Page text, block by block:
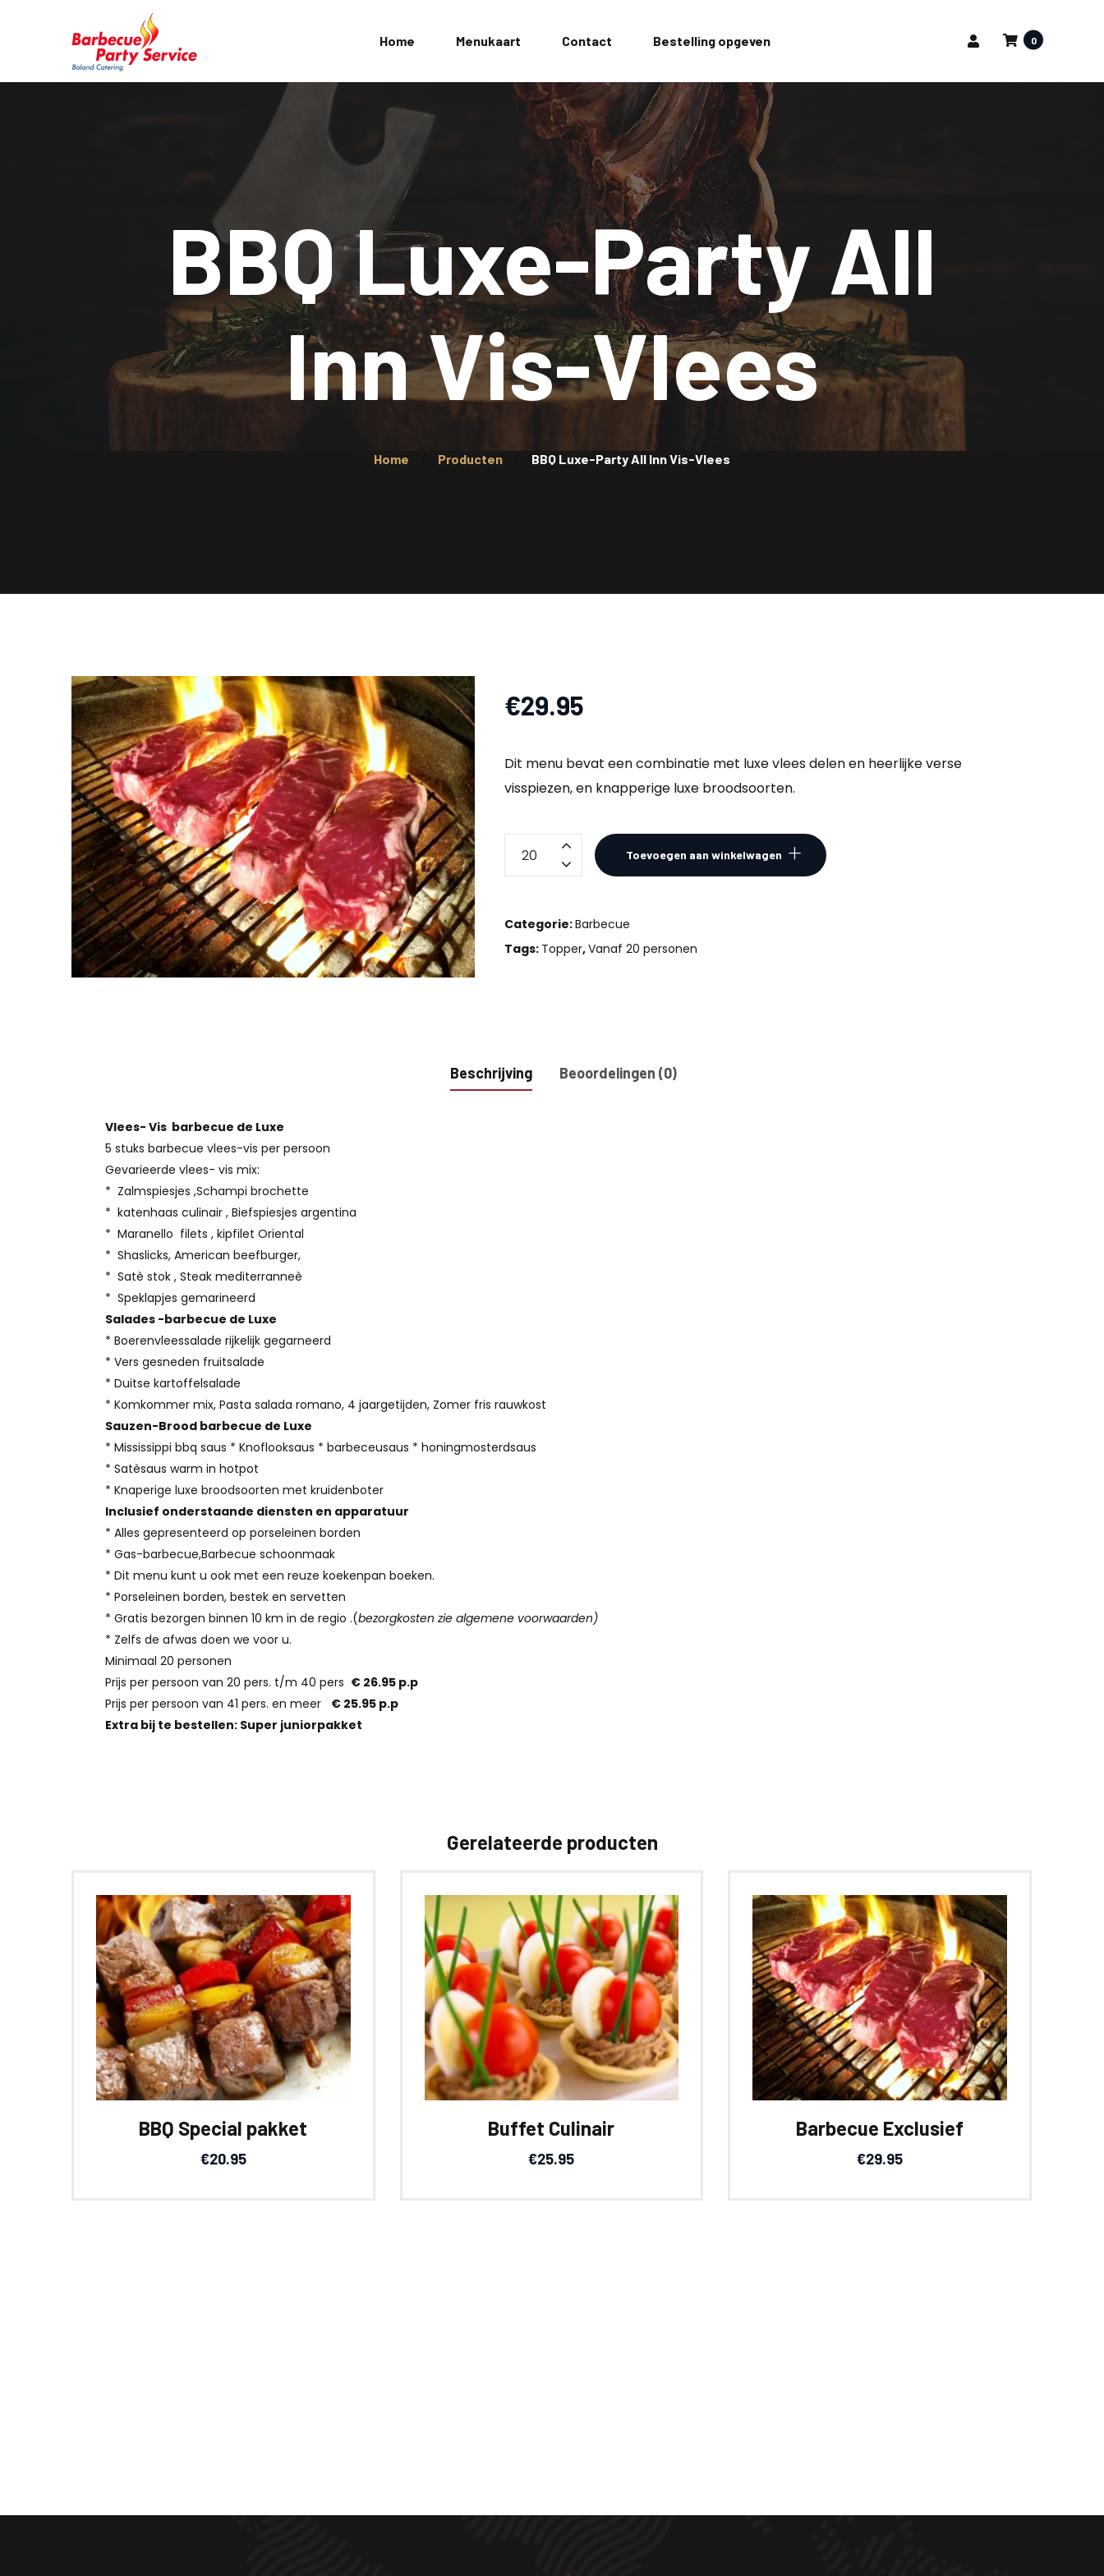
Home Menukaart Contact Bestelling opgeven 0
BBQ Luxe-Party All
Inn Vis-Vlees
Home Producten BBQ Luxe-Party All Inn Vis-Vlees
€29.95
Dit menu bevat een combinatie met luxe vlees delen en heerlijke verse
visspiezen, en knapperige luxe broodsoorten.
Inn
Vis-
Toevoegen aan winkelwagen
Categorie:Barbecue
Tags: Topper,Vanaf 20 personen
Beschrijving Beoordelingen (0)
Vlees- Vis barbecue de Luxe
5 stuks barbecue vlees-vis per persoon
Gevarieerde vlees- vis mix:
* Zalmspiesjes ,Schampi brochette
* katenhaas culinair , Biefspiesjes argentina
* Maranello filets , kipfilet Oriental
* Shaslicks, American beefburger,
* Satè stok , Steak mediterranneè
* Speklapjes gemarineerd
Salades -barbecue de Luxe
* Boerenvleessalade rijkelijk gegarneerd
* Vers gesneden fruitsalade
* Duitse kartoffelsalade
* Komkommer mix, Pasta salada romano, 4 jaargetijden, Zomer fris rauwkost
Sauzen-Brood barbecue de Luxe
* Mississippi bbq saus * Knoflooksaus * barbeceusaus * honingmosterdsaus
* Satèsaus warm in hotpot
* Knaperige luxe broodsoorten met kruidenboter
Inclusief onderstaande diensten en apparatuur
* Alles gepresenteerd op porseleinen borden
* Gas-barbecue,Barbecue schoonmaak
* Dit menu kunt u ook met een reuze koekenpan boeken.
* Porseleinen borden, bestek en servetten
* Gratis bezorgen binnen 10 km in de regio .(bezorgkosten zie algemene voorwaarden)
* Zelfs de afwas doen we voor u.
Minimaal 20 personen
Prijs per persoon van 20 pers. t/m 40 pers € 26.95 p.p
Prijs per persoon van 41 pers. en meer € 25.95 p.p
Extra bij te bestellen: Super juniorpakket
Gerelateerde producten
BBQ Special pakket
€20.95
Buffet Culinair
€25.95
Barbecue Exclusief
€29.95